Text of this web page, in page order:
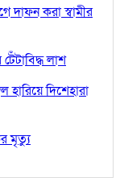
দাফন করা স্বামীর
লাশ
হারিয়ে দিশেহারা
মৃত্যু